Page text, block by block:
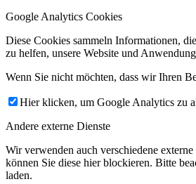
Google Analytics Cookies
Diese Cookies sammeln Informationen,
zu helfen, unsere Website und
Wenn Sie nicht möchten, dass wir Ihren
Hier klicken, um Google Analytics zu
Andere externe Dienste
Wir verwenden auch verschiedene
können Sie diese hier blockieren. Bitte
laden.